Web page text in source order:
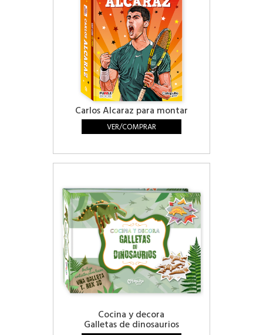
Carlos Alcaraz para montar
VER/COMPRAR
Cocina y decora
Galletas de dinosaurios